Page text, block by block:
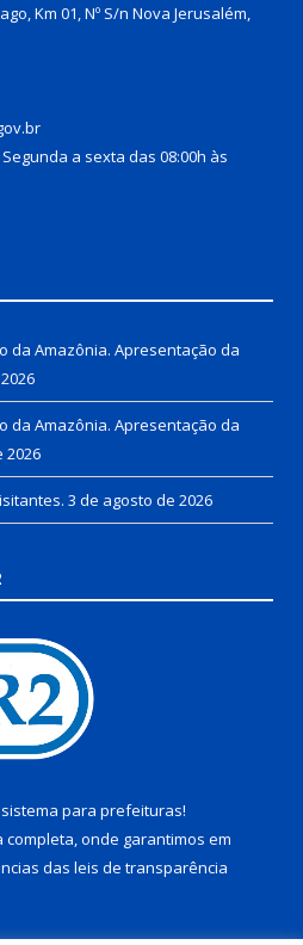
Km 01, Nº S/n Nova Jerusalém,
a sexta das 08:00h às
da Amazônia. Apresentação da
da Amazônia. Apresentação da
2026
3 de agosto de 2026
sistema para prefeituras!
completa, onde garantimos em
das leis de transparência